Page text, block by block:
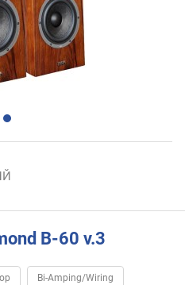
B-60 v.3
Bi-Amping/Wiring